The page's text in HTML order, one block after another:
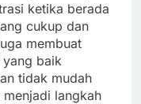
ketika berada
cukup dan
membuat
baik
tidak mudah
langkah